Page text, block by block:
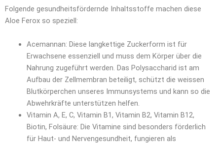
Folgende gesundheitsfördernde Inhaltsstoffe machen diese
Aloe Ferox so speziell:
Acemannan: Diese langkettige Zuckerform ist für
Erwachsene essenziell und muss dem Körper über die
Nahrung zugeführt werden. Das Polysaccharid ist am
Aufbau der Zellmembran beteiligt, schützt die weissen
Blutkörperchen unseres Immunsystems und kann so die
Abwehrkräfte unterstützen helfen.
Vitamin A, E, C, Vitamin B1, Vitamin B2, Vitamin B12,
Biotin, Folsäure: Die Vitamine sind besonders förderlich
für Haut- und Nervengesundheit, fungieren als